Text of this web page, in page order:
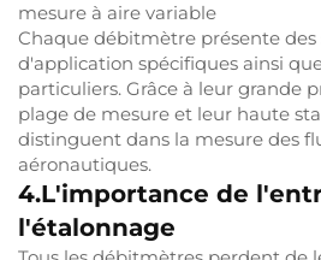
mesure à aire variable
Chaque débitmètre présente des
d'application spécifiques ainsi
particuliers. Grâce à leur grande
plage de mesure et leur haute
distinguent dans la mesure des
aéronautiques.
4.L'importance de
l'étalonnage